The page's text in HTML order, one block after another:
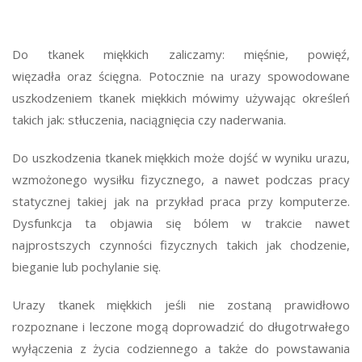
Do tkanek miękkich zaliczamy: mięśnie, powięź,
więzadła oraz ścięgna. Potocznie na urazy spowodowane
uszkodzeniem tkanek miękkich mówimy używając określeń
takich jak: stłuczenia, naciągnięcia czy naderwania.
Do uszkodzenia tkanek miękkich może dojść w wyniku urazu,
wzmożonego wysiłku fizycznego, a nawet podczas pracy
statycznej takiej jak na przykład praca przy komputerze.
Dysfunkcja ta objawia się bólem w trakcie nawet
najprostszych czynności fizycznych takich jak chodzenie,
bieganie lub pochylanie się.
Urazy tkanek miękkich jeśli nie zostaną prawidłowo
rozpoznane i leczone mogą doprowadzić do długotrwałego
wyłączenia z życia codziennego a także do powstawania